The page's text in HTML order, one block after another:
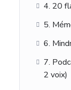
4. 20
5.
6.
7.
2 voix)